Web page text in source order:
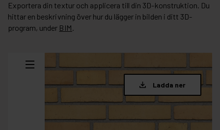
Exportera din textur och applicera till din 3D-konstruktion. Du
hittar en beskrivning över hur du lägger in bilden i ditt 3D-
program, under BIM.